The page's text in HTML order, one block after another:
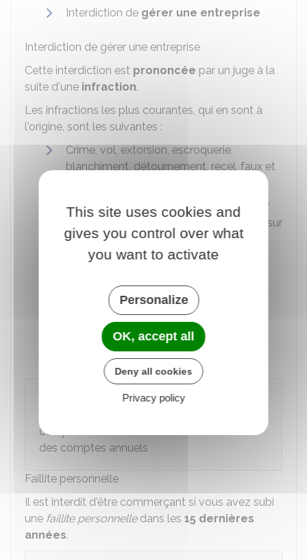
Interdiction de gérer une entreprise
Interdiction de gérer une entreprise
Cette interdiction est prononcée par un juge à la
suite d'une infraction.
Les infractions les plus courantes, qui en sont à
l'origine, sont les suivantes :
Crime, vol, extorsion, escroquerie,
blanchiment, détournement, recel, faux et
Fraude fiscale (fraude sur laTVA, le
droit
, sur
leCA, etc.)
Travail dissimulé
Délit en droit des sociétés et en droit
commercial (exemple : délit de
banqueroute c'est-à-dire la gestion
frauduleuse d'une entreprise lors d'une
cessation de paiements)
comptes infidèles, défaut d'établissement
des comptes annuels
Faillite personnelle
Il est interdit d'être commerçant si vous avez subi
une faillite personnelledans les 15 dernières
années.
This site uses cookies and
gives you control over what
you want to activate
Personalize
OK, accept all
Deny all cookies
Privacy policy